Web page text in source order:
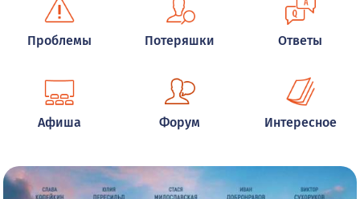
Проблемы Потеряшки Ответы
Афиша Форум Интересное